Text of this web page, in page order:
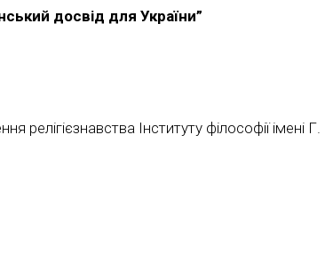
досвід для України”
релігієзнавства Інституту філософії імені Г.